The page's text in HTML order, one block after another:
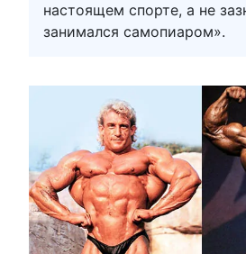
настоящем спорте, а не
занимался самопиаром».